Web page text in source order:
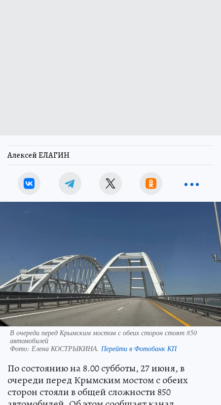
Алексей ЕЛАГИН
В очереди перед Крымским мостом с обеих сторон стоят 850
автомобилей
Фото: Елена КОСТРЫКИНА. Перейти в Фотобанк КП
По состоянию на 8.00 субботы, 27 июня, в
очереди перед Крымским мостом с обеих
сторон стояли в общей сложности 850